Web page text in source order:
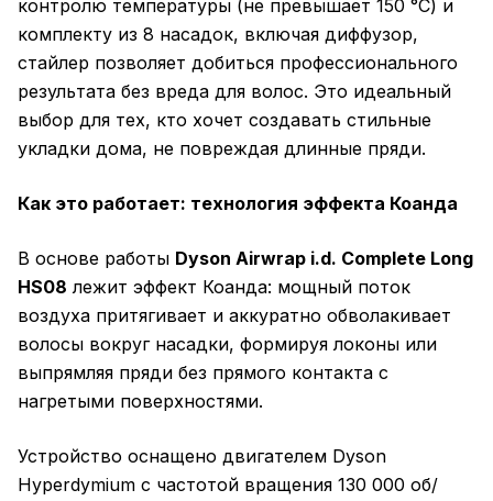
контролю температуры (не превышает 150 °C) и
комплекту из 8 насадок, включая диффузор,
стайлер позволяет добиться профессионального
результата без вреда для волос. Это идеальный
выбор для тех, кто хочет создавать стильные
укладки дома, не повреждая длинные пряди.
Как это работает: технология эффекта Коанда
В основе работы Dyson Airwrap i.d. Complete Long
HS08 лежит эффект Коанда: мощный поток
воздуха притягивает и аккуратно обволакивает
волосы вокруг насадки, формируя локоны или
выпрямляя пряди без прямого контакта с
нагретыми поверхностями.
Устройство оснащено двигателем Dyson
Hyperdymium с частотой вращения 130 000 об/